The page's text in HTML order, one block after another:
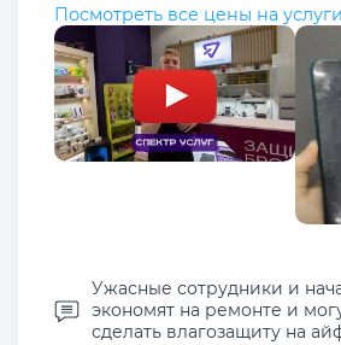
Посмотреть все цены на
Ужасные сотрудники и
экономят на ремонте и
сделать влагозащиту на